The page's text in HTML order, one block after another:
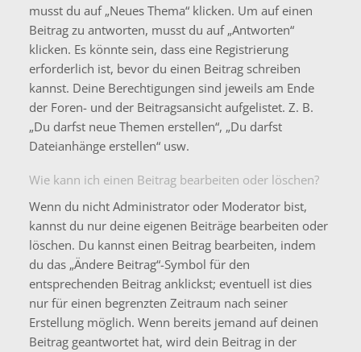
musst du auf „Neues Thema“ klicken. Um auf einen
Beitrag zu antworten, musst du auf „Antworten“
klicken. Es könnte sein, dass eine Registrierung
erforderlich ist, bevor du einen Beitrag schreiben
kannst. Deine Berechtigungen sind jeweils am Ende
der Foren- und der Beitragsansicht aufgelistet. Z. B.
„Du darfst neue Themen erstellen“, „Du darfst
Dateianhänge erstellen“ usw.
Wie kann ich einen Beitrag bearbeiten oder löschen?
Wenn du nicht Administrator oder Moderator bist,
kannst du nur deine eigenen Beiträge bearbeiten oder
löschen. Du kannst einen Beitrag bearbeiten, indem
du das „Ändere Beitrag“-Symbol für den
entsprechenden Beitrag anklickst; eventuell ist dies
nur für einen begrenzten Zeitraum nach seiner
Erstellung möglich. Wenn bereits jemand auf deinen
Beitrag geantwortet hat, wird dein Beitrag in der